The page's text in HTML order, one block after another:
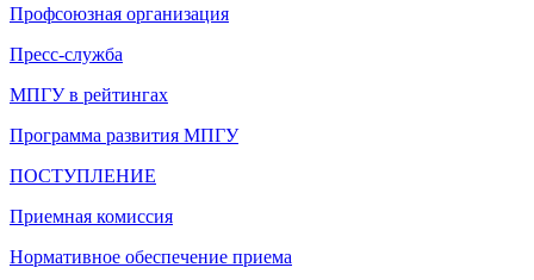
Профсоюзная организация
Пресс-служба
МПГУ в рейтингах
Программа развития МПГУ
ПОСТУПЛЕНИЕ
Приемная комиссия
Нормативное обеспечение приема